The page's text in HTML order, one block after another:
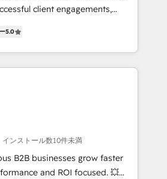
new systems with confidence
client engagements,
growth. From onboarding to
our in-house team
that drive long-term
and automation setup •
and data cleanups •
integrations 📈 End-to-
• Lifecycle marketing and
• Sales enablement tools
• Retention strategies with
5.0
インストール数10件未満
B2B businesses grow faster
and ROI focused. 💥